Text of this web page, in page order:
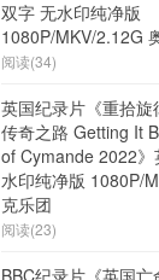
双字 无水印纯净版
1080P/MKV/2.12G
阅读(34)
英国纪录片《重拾
传奇之路 Getting It
of Cymande 2022
水印纯净版 1080P/
克乐团
阅读(23)
BBC纪录片《英国